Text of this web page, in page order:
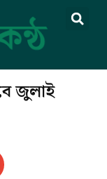
জুলাই